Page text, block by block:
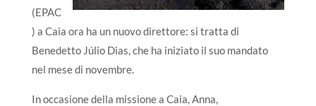
(EPAC
) a Caia ora ha un nuovo direttore: si tratta di
Benedetto Júlio Dias, che ha iniziato il suo mandato
nel mese di novembre.
In occasione della missione a Caia, Anna,